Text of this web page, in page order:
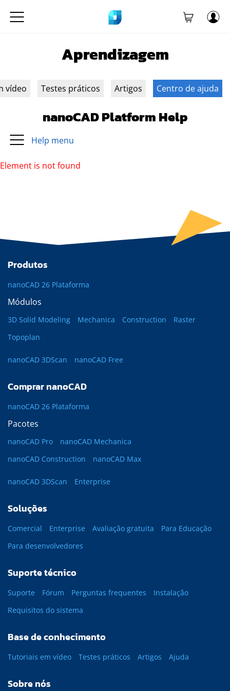
Aprendizagem
vídeo Testes práticos Artigos Centro de ajuda
nanoCAD Platform Help
Help menu
Element is not found
Produtos
nanoCAD 26 Plataforma
Módulos
3D Solid Modeling Mechanica Construction
Raster
Topoplan
nanoCAD 3DScan nanoCAD Free
Comprar nanoCAD
nanoCAD 26 Plataforma
Pacotes
nanoCAD Pro
nanoCAD Mechanica
nanoCAD Construction
nanoCAD Max
nanoCAD 3DScan Enterprise
Soluções
Comercial Enterprise Avaliação gratuita
Para Educação
Para desenvolvedores
Suporte técnico
Suporte Fórum Perguntas frequentes
Instalação
Requisitos do sistema
Base de conhecimento
Tutoriais em vídeo Testes práticos Artigos Ajuda
Sobre nós